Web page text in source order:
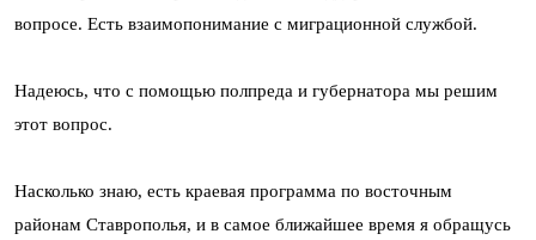
вопросе. Есть взаимопонимание с миграционной службой.
Надеюсь, что с помощью полпреда и губернатора мы решим
этот вопрос.
Насколько знаю, есть краевая программа по восточным
районам Ставрополья, и в самое ближайшее время я обращусь